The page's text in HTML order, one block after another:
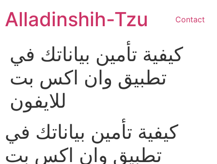
content
Alladinshih-Tzu Contact
كيفية تأمين بياناتك في
تطبيق وان اكس بت
للايفون
كيفية تأمين بياناتك في
تطبيق وان اكس بت